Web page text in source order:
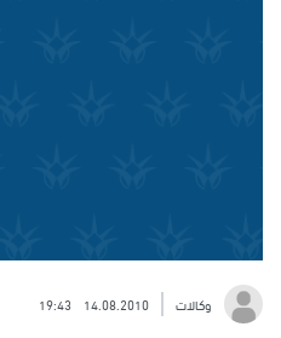
وكالات 14.08.2010
19:43